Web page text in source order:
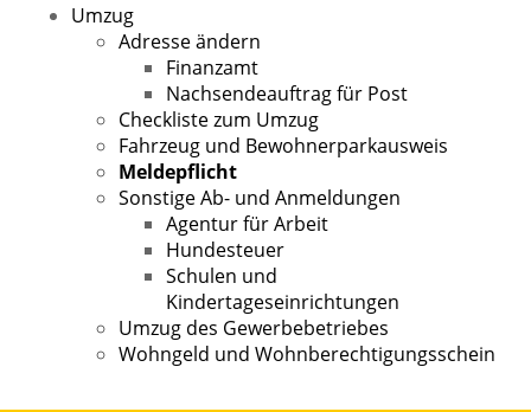
Umzug
Adresse ändern
Finanzamt
Nachsendeauftrag für Post
Checkliste zum Umzug
Fahrzeug und Bewohnerparkausweis
Meldepflicht
Sonstige Ab- und Anmeldungen
Agentur für Arbeit
Hundesteuer
Schulen und
Kindertageseinrichtungen
Umzug des Gewerbebetriebes
Wohngeld und Wohnberechtigungsschein